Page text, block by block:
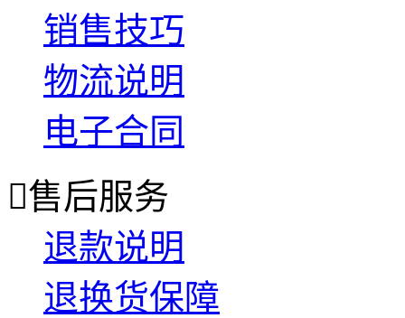
销售技巧
物流说明
电子合同
售后服务
退款说明
退换货保障